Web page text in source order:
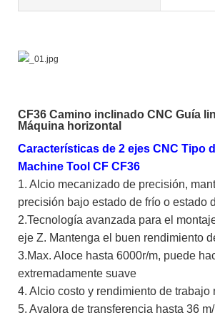
CF36 Camino inclinado CNC Guía
Máquina horizontal
Características de 2 ejes CNC Tipo
Machine Tool CF CF36
1. Alcio mecanizado de precisión,
precisión bajo estado de frío o estado
2.Tecnología avanzada para el
eje Z. Mantenga el buen rendimiento
3.Max. Aloce hasta 6000r/m, puede
extremadamente suave
4. Alcio costo y rendimiento de trabajo
5. Avalora de transferencia hasta 36